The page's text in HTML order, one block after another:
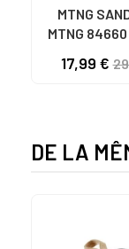
MTNG
MTNG 84660
C59785 - -
17,99 €
DE LA